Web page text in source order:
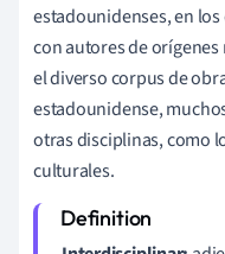
estadounidenses, en
con autores de
el diverso corpus de
estadounidense,
otras disciplinas, como
culturales.